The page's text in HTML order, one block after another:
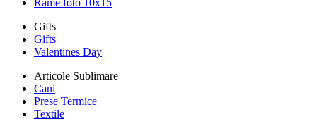
Rame foto 10x15
Gifts
Gifts
Valentines Day
Articole Sublimare
Cani
Prese Termice
Textile